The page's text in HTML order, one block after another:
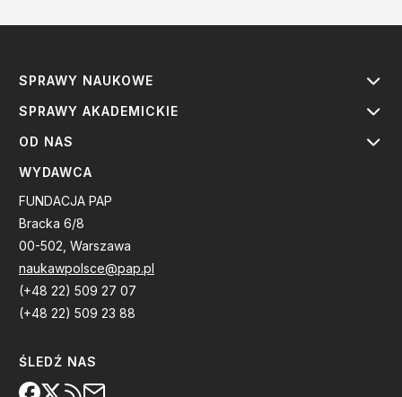
SPRAWY NAUKOWE
SPRAWY AKADEMICKIE
OD NAS
WYDAWCA
FUNDACJA PAP
Bracka 6/8
00-502, Warszawa
naukawpolsce@pap.pl
(+48 22) 509 27 07
(+48 22) 509 23 88
ŚLEDŹ NAS